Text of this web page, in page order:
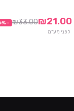
₪21.00
₪33.00
−
%
לפני מע"מ